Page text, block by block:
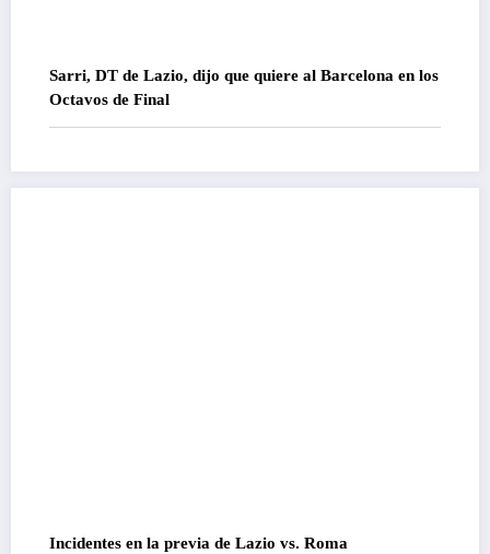
Sarri, DT de Lazio, dijo que quiere al Barcelona en los
Octavos de Final
Incidentes en la previa de Lazio vs. Roma